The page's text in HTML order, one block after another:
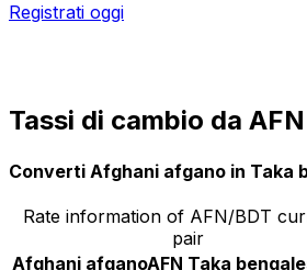
Registrati oggi
Tassi di cambio da
Converti Afghani afgano in Taka
Rate information of AFN/BDT
pair
Afghani afganoAFN Taka